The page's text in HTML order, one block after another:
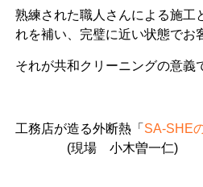
熟練された職人さんによる施工
れを補い、完璧に近い状態でお
それが共和クリーニングの意義
工務店が造る外断熱「 SA-SHE
(現場 小木曽一仁)